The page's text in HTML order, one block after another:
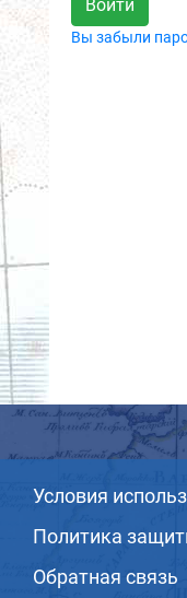
Вы забыли
Условия
Политика
Обратная связь